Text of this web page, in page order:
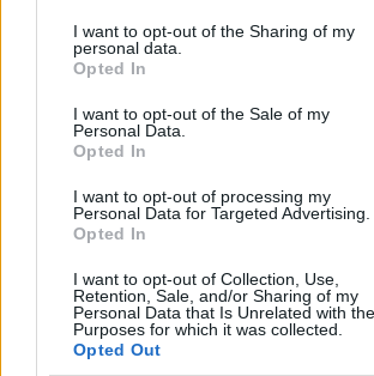
not limited to your visit or usage behaviour.
grant or deny consent to Google and its
use your data for below specified purposes
consent section.
I want to opt-out of the Sharing of my
personal data.
Opted In
I want to opt-out of the Sale of my
Personal Data.
Opted In
I want to opt-out of processing my
Personal Data for Targeted Advertising.
Opted In
I want to opt-out of Collection, Use,
Retention, Sale, and/or Sharing of my
Personal Data that Is Unrelated with the
Purposes for which it was collected.
Opted Out